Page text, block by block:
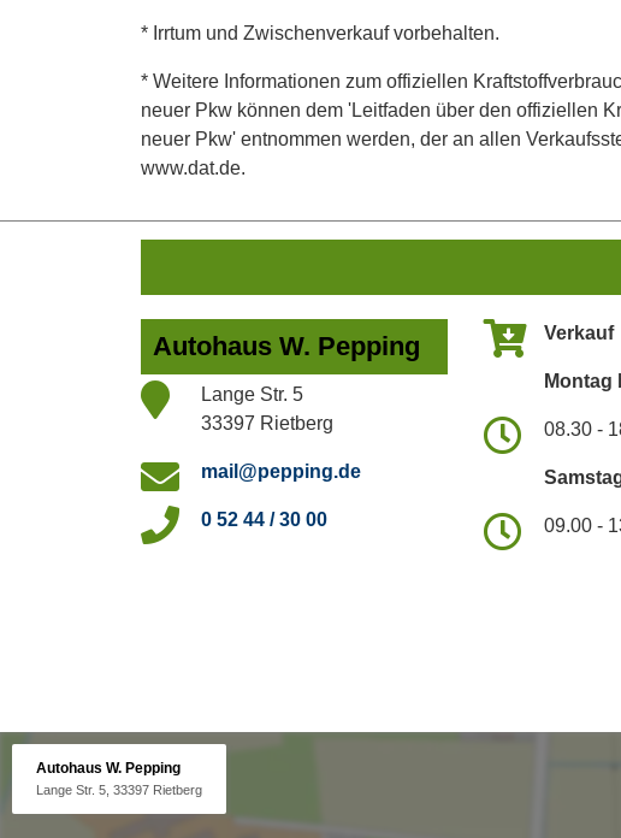
* Irrtum und Zwischenverkauf vorbehalten.
* Weitere Informationen zum offiziellen
neuer Pkw können dem 'Leitfaden über den offiziellen
neuer Pkw' entnommen werden, der an allen
www.dat.de.
Autohaus W. Pepping
Lange Str. 5
33397 Rietberg
mail@pepping.de
0 52 44 / 30 00
Verkauf
Montag
08.30 -
09.00 -
Autohaus W. Pepping
Lange Str. 5, 33397 Rietberg